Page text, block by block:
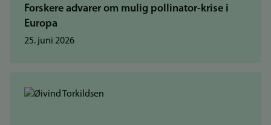
Forskere advarer om mulig pollinator-krise i
Europa
25. juni 2026